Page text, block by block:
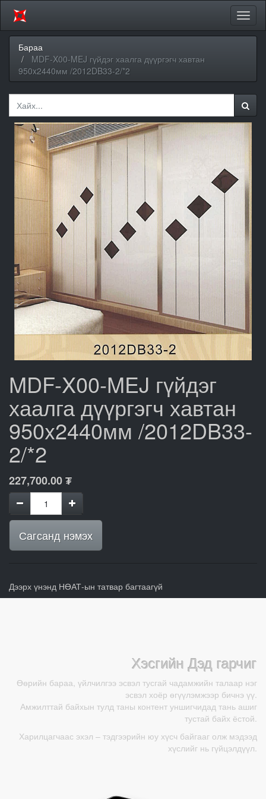
Бараа
MDF-X00-MEJ гүйдэг хаалга дүүргэгч хавтан
950x2440мм /2012DB33-2/*2
MDF-X00-MEJ гүйдэг
хаалга дүүргэгч хавтан
950x2440мм /2012DB33-
2/*2
227,700.00₮
Сагсанд нэмэх
Дээрх үнэнд НӨАТ-ын татвар багтаагүй
Хэсгийн Дэд гарчиг
Өөрийн бараа, үйлчилгээ эсвэл тусгай чадамжийн талаар нэг
эсвэл хоёр өгүүлэмжээр бичнэ үү.
Амжилттай байхын тулд таны контент уншигчидад тань ашиг
тустай байх ёстой.
Харилцагчаас эхэл – тэдгээрийн юу хүсч байгааг олж мэдээд
хүслийг нь гүйцэлдүүл.